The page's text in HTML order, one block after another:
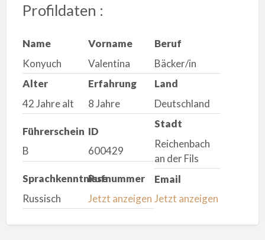
Profildaten :
Name
Konyuch
Vorname
Valentina
Beruf
Bäcker/in
Alter
42 Jahre alt
Erfahrung
8 Jahre
Land
Deutschland
Führerschein
B
ID
600429
Stadt
Reichenbach
an der Fils
Sprachkenntnisse
Russisch
Rufnummer
Jetzt anzeigen
Email
Jetzt anzeigen